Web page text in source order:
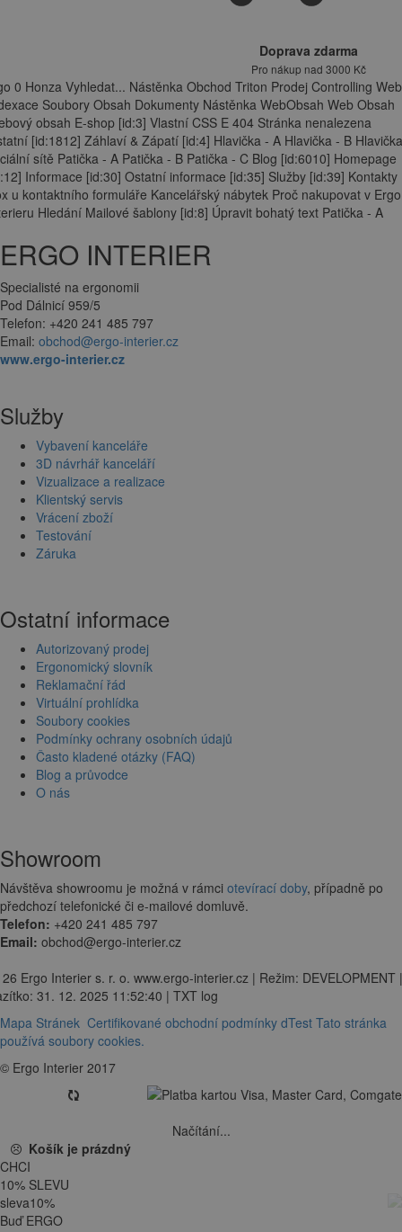
Doprava zdarma
Pro nákup nad 3000 Kč
0 Honza Vyhledat... Nástěnka Obchod Triton Prodej Controlling Web
Soubory Obsah Dokumenty Nástěnka WebObsah Web Obsah
obsah E-shop [id:3] Vlastní CSS E 404 Stránka nenalezena
[id:1812] Záhlaví & Zápatí [id:4] Hlavička - A Hlavička - B
sítě Patička - A Patička - B Patička - C Blog [id:6010] Homepage
Informace [id:30] Ostatní informace [id:35] Služby [id:39] Kontakty
u kontaktního formuláře Kancelářský nábytek Proč nakupovat v Ergo
Hledání Mailové šablony [id:8] Úpravit bohatý text Patička - A
ERGO INTERIER
Specialisté na ergonomii
Pod Dálnicí 959/5
Telefon: +420 241 485 797
Email: obchod@ergo-interier.cz
www.ergo-interier.cz
Služby
Vybavení kanceláře
3D návrhář kanceláří
Vizualizace a realizace
Klientský servis
Vrácení zboží
Testování
Záruka
Ostatní informace
Autorizovaný prodej
Ergonomický slovník
Reklamační řád
Virtuální prohlídka
Soubory cookies
Podmínky ochrany osobních údajů
Často kladené otázky (FAQ)
Blog a průvodce
O nás
Showroom
Návštěva showroomu je možná v rámci otevírací doby, případně po
předchozí telefonické či e-mailové domluvě.
Telefon: +420 241 485 797
Email: obchod@ergo-interier.cz
Ergo Interier s. r. o. www.ergo-interier.cz | Režim: DEVELOPMENT |
31. 12. 2025 11:52:40 | TXT log
Mapa Stránek Certifikované obchodní podmínky dTest Tato stránka
používá soubory cookies.
© Ergo Interier 2017
Načítání...
Košík je prázdný
CHCI
10% SLEVU
sleva10%
Buď ERGO